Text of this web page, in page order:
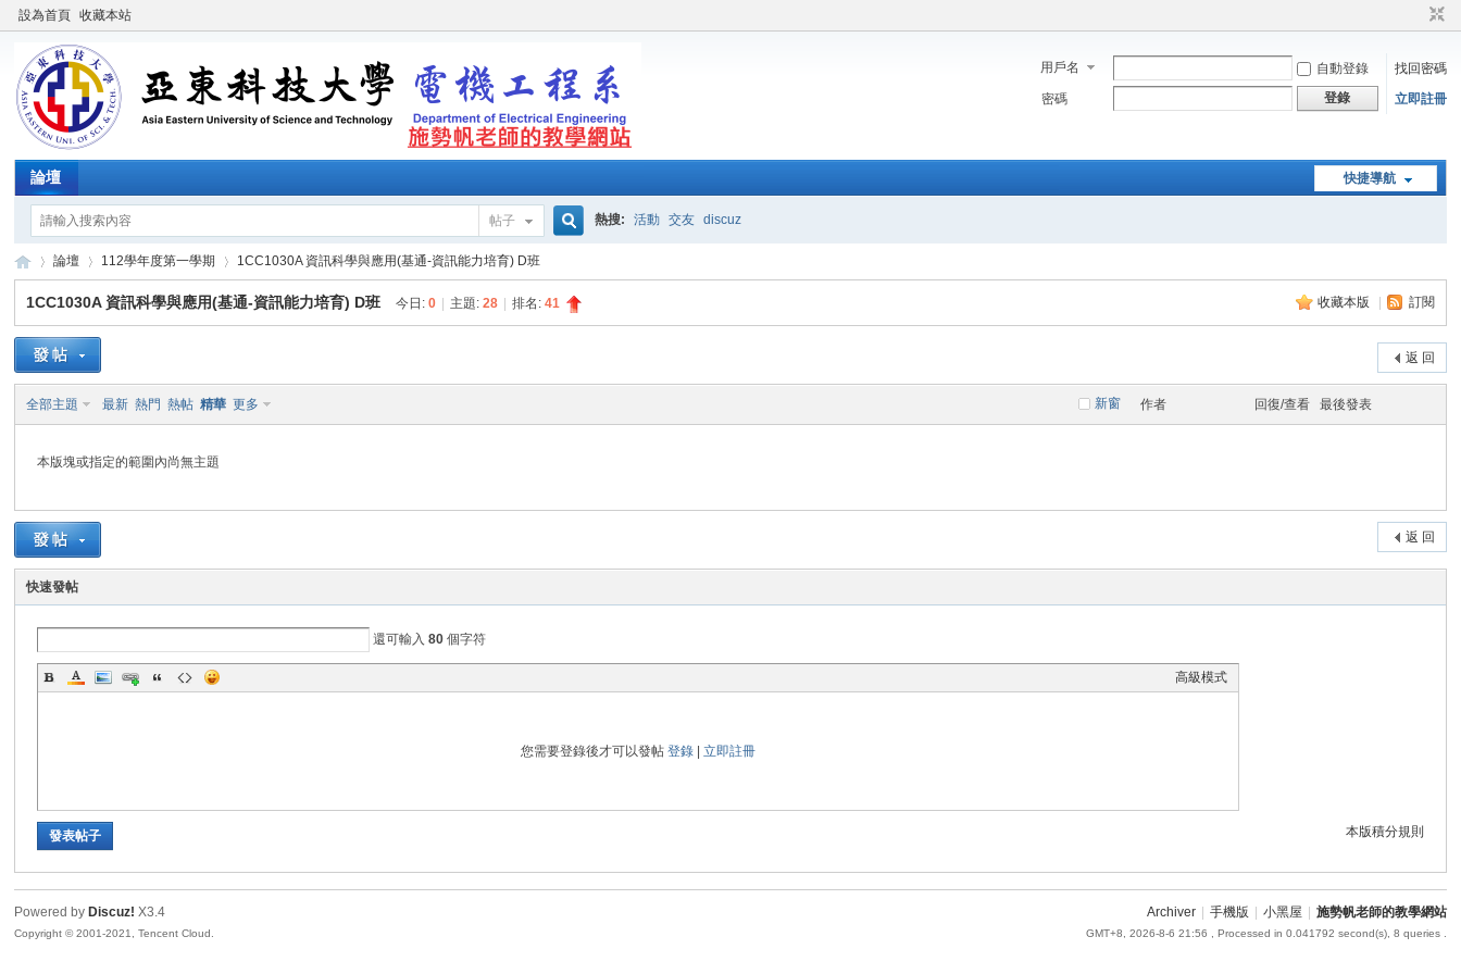
設為首頁 收藏本站
用戶名 自動登錄
找回密碼
密碼
登錄 立即註冊
快捷導航
論壇
帖子 熱搜: 活動 交友 discuz
施
勢
»
論壇
›
112學年度第一學期 1CC1030A 資訊科學與應用(基通-資訊能力培育) D班
收藏本版 訂閱
1CC1030A 資訊科學與應用(基通-資訊能力培育) D班 今日:0 主題:28 排名:41
返 回
新窗
全部主題 最新 熱門 熱帖 精華 更多 作者 回復/查看 最後發表
本版塊或指定的範圍內尚無主題
返 回
快速發帖
還可輸入80 個字符
高級模式
您需要登錄後才可以發帖 登錄| 立即註冊
本版積分規則
發表帖子
Archiver 手機版 小黑屋 施勢帆老師的教學網站
GMT+8, 2026-8-6 21:56 , Processed in 0.041792 second(s), 8 queries .
Powered by Discuz! X3.4
Copyright © 2001-2021, Tencent Cloud.